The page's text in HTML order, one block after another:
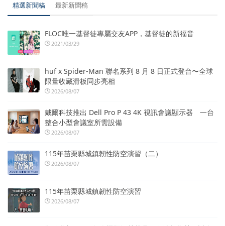
精選新聞稿 最新新聞稿
FLOC唯一基督徒專屬交友APP，基督徒的新福音
2021/03/29
huf x Spider-Man 聯名系列 8 月 8 日正式登台〜全球
限量收藏滑板同步亮相
2026/08/07
戴爾科技推出 Dell Pro P 43 4K 視訊會議顯示器 一台
整合小型會議室所需設備
2026/08/07
115年苗栗縣城鎮韌性防空演習（二）
2026/08/07
115年苗栗縣城鎮韌性防空演習
2026/08/07